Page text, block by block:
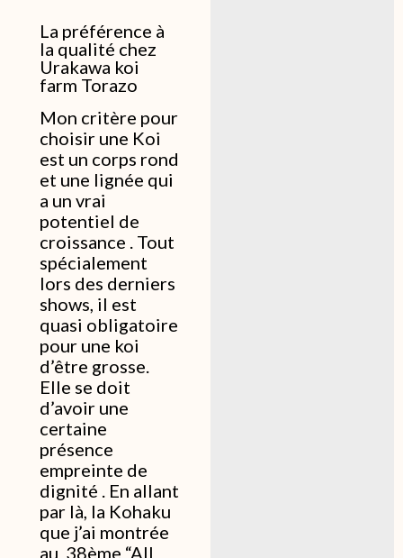
La préférence à
la qualité chez
Urakawa koi
farm Torazo
Mon critère pour
choisir une Koi
est un corps rond
et une lignée qui
a un vrai
potentiel de
croissance . Tout
spécialement
lors des derniers
shows, il est
quasi obligatoire
pour une koi
d’être grosse.
Elle se doit
d’avoir une
certaine
présence
empreinte de
dignité . En allant
par là, la Kohaku
que j’ai montrée
au 38ème “All